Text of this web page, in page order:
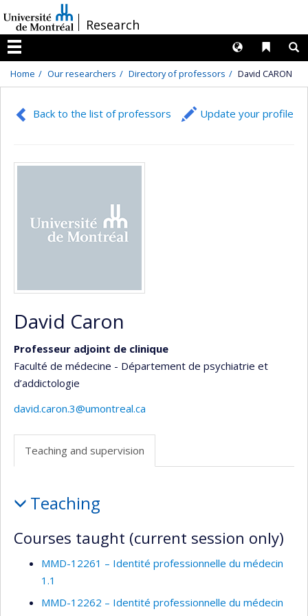
au
contenu
/Research
Menu
Liens
Langues
Home Our researchers Directory of professors David CARON
Back to the list of professors Update your profile
David Caron
Professeur adjoint de clinique
Faculté de médecine - Département de psychiatrie et
d’addictologie
david.caron.3@umontreal.ca
Teaching and supervision
and
supervision
Teaching
Courses taught (current session only)
MMD-12261 – Identité professionnelle du médecin
1.1
MMD-12262 – Identité professionnelle du médecin